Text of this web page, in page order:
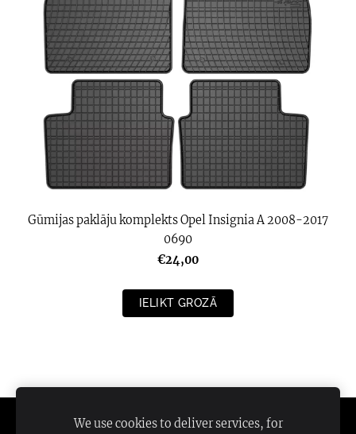
Gūmijas paklāju komplekts Opel Insignia A 2008-2017
0690
€24,00
IELIKT GROZĀ
NOTEIKUMI KONTAKTI SĪKDATNES
We use cookies to deliver services, for